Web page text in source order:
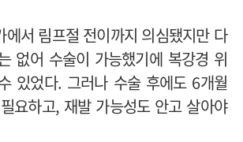
서 림프절 전이까지 의심됐지만 다
없어 수술이 가능했기에 복강경 위
있었다. 그러나 수술 후에도 6개월
요하고, 재발 가능성도 안고 살아야